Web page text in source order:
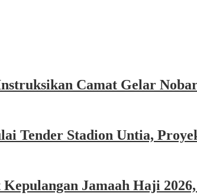
Camat Gelar
Tender Stadion Untia,
Jamaah Haji